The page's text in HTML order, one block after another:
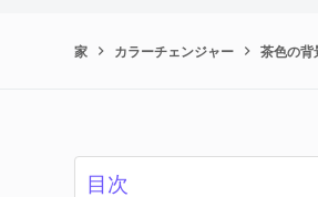
家 カラーチェンジャー 茶色の背
目次